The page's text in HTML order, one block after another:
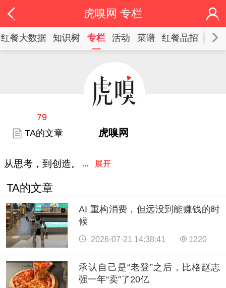
虎嗅网 专栏
红餐大数据 知识树 专栏 活动 菜谱 红餐品招
79
TA的文章
虎嗅网
从思考，到创造。
TA的文章
AI 重构消费，但远没到能赚钱的时
候
2026-07-21 14:38:41 1220
承认自己是“老登”之后，比格赵志
强一年“卖”了20亿